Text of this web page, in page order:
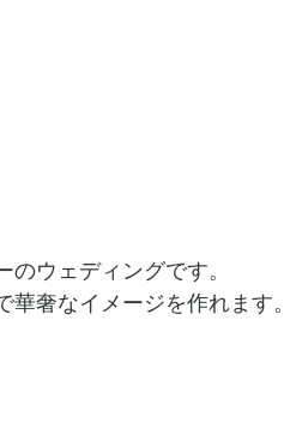
ウェディングです。
奢なイメージを作れます。